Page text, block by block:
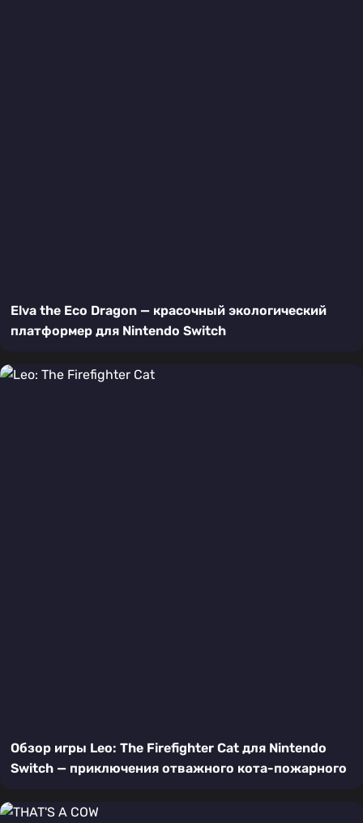
Elva the Eco Dragon — красочный экологический
платформер для Nintendo Switch
Обзор игры Leo: The Firefighter Cat для Nintendo
Switch — приключения отважного кота-пожарного